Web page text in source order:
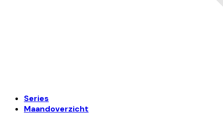
Series
Maandoverzicht